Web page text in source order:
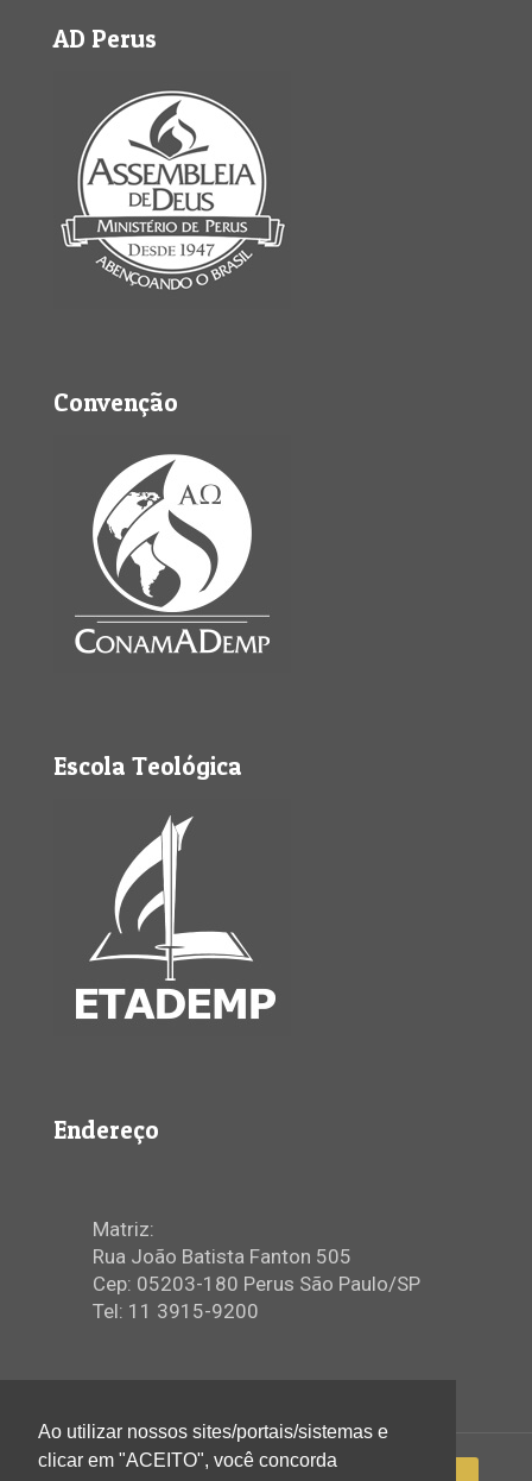
AD Perus
Convenção
Escola Teológica
Endereço
Matriz:
Rua João Batista Fanton 505
Cep: 05203-180 Perus São Paulo/SP
Tel: 11 3915-9200
Ao utilizar nossos sites/portais/sistemas e
clicar em "ACEITO", você concorda